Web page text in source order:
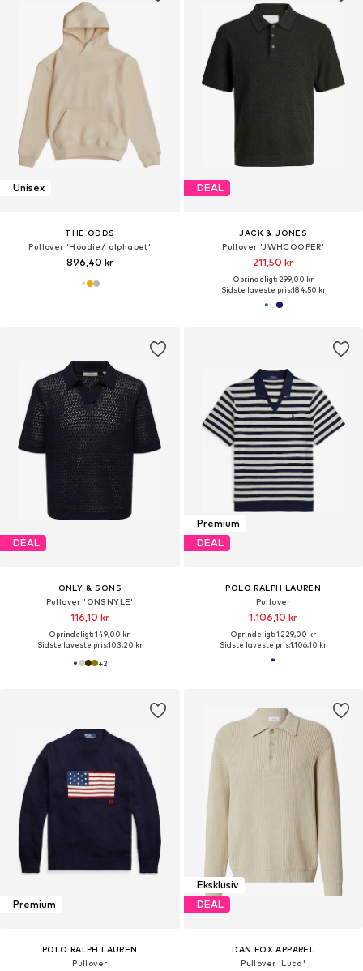
Unisex
THE ODDS
Pullover 'Hoodie/ alphabet'
896,40 kr
DEAL
JACK & JONES
Pullover 'JWHCOOPER'
211,50 kr
Oprindeligt: 299,00 kr
Sidste laveste pris:184,50 kr
DEAL
ONLY & SONS
Pullover 'ONSNYLE'
116,10 kr
Oprindeligt: 149,00 kr
Sidste laveste pris:103,20 kr
+2
Premium
DEAL
POLO RALPH LAUREN
Pullover
1.106,10 kr
Oprindeligt: 1.229,00 kr
Sidste laveste pris:1.106,10 kr
Premium
POLO RALPH LAUREN
Pullover
Eksklusiv
DEAL
DAN FOX APPAREL
Pullover 'Luca'